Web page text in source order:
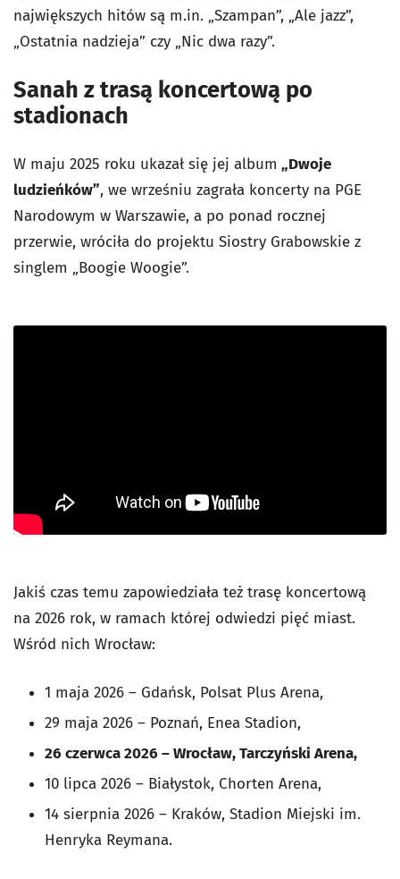
największych hitów są m.in. „Szampan”, „Ale jazz”,
„Ostatnia nadzieja” czy „Nic dwa razy”.
Sanah z trasą koncertową po
stadionach
W maju 2025 roku ukazał się jej album „Dwoje
ludzieńków”, we wrześniu zagrała koncerty na PGE
Narodowym w Warszawie, a po ponad rocznej
przerwie, wróciła do projektu Siostry Grabowskie z
singlem „Boogie Woogie”.
Jakiś czas temu zapowiedziała też trasę koncertową
na 2026 rok, w ramach której odwiedzi pięć miast.
Wśród nich Wrocław:
1 maja 2026 – Gdańsk, Polsat Plus Arena,
29 maja 2026 – Poznań, Enea Stadion,
26 czerwca 2026 – Wrocław, Tarczyński Arena,
10 lipca 2026 – Białystok, Chorten Arena,
14 sierpnia 2026 – Kraków, Stadion Miejski im.
Henryka Reymana.